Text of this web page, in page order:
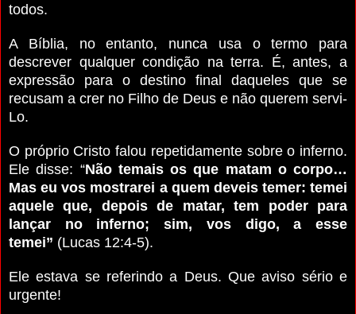
todos.
A Bíblia, no entanto, nunca usa o termo para
descrever qualquer condição na terra. É, antes, a
expressão para o destino final daqueles que se
recusam a crer no Filho de Deus e não querem servi-
Lo.
O próprio Cristo falou repetidamente sobre o inferno.
Ele disse: “Não temais os que matam o corpo…
Mas eu vos mostrarei a quem deveis temer: temei
aquele que, depois de matar, tem poder para
lançar no inferno; sim, vos digo, a esse
temei” (Lucas 12:4-5).
Ele estava se referindo a Deus. Que aviso sério e
urgente!